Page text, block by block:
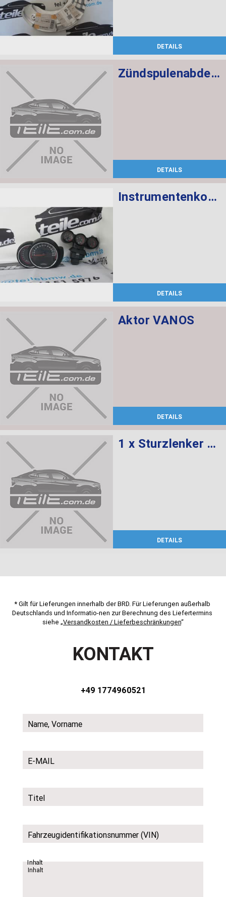
DETAILS
Zündspulenabdeckung
DETAILS
Instrumentenkombination KMH Chrono Paket
DETAILS
Aktor VANOS
DETAILS
1 x Sturzlenker mit Gummilager, 1 x Abdeckung rechts
DETAILS
* Gilt für Lieferungen innerhalb der BRD. Für Lieferungen außerhalb
Deutschlands und Informatio-nen zur Berechnung des Liefertermins
siehe „Versandkosten / Lieferbeschränkungen“
KONTAKT
+49 1774960521
Name, Vorname
E-MAIL
Titel
Fahrzeugidentifikationsnummer (VIN)
Inhalt